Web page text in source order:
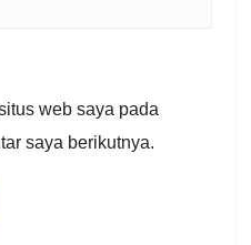
web saya pada
saya berikutnya.